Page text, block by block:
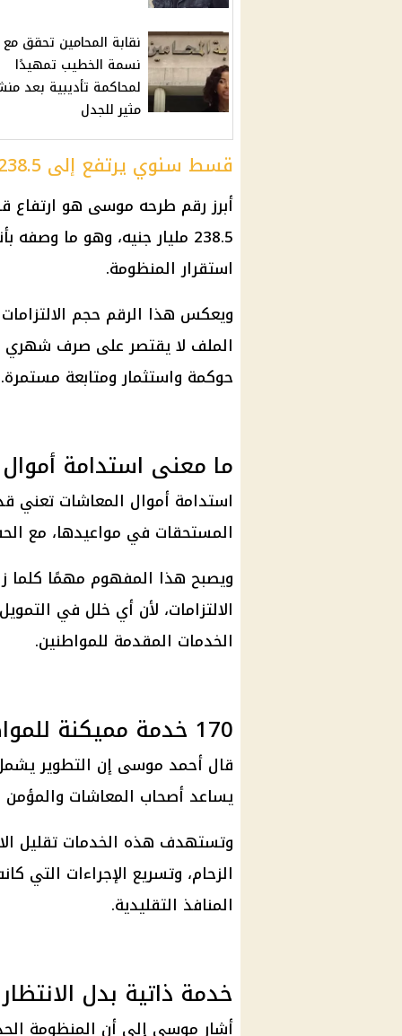
نقابة المحامين تحقق مع
نسمة الخطيب تمهيدًا
لمحاكمة تأديبية بعد
مثير للجدل
قسط سنوي يرتفع إلى 238.5 مليار جنيه
أبرز رقم طرحه موسى هو
238.5 مليار جنيه، وهو ما
استقرار المنظومة.
ويعكس هذا الرقم حجم
الملف لا يقتصر على صرف شهري
حوكمة واستثمار ومتابعة مستمرة.
ما معنى استدامة
استدامة أموال المعاشات تعني
المستحقات في مواعيدها، مع
ويصبح هذا المفهوم مهمًا كلما
الالتزامات، لأن أي خلل في التمويل
الخدمات المقدمة للمواطنين.
170 خدمة مميكنة للمواطنين
قال أحمد موسى
يساعد أصحاب المعاشات
وتستهدف هذه الخدمات تقليل
الزحام، وتسريع الإجراءات
المنافذ التقليدية.
خدمة ذاتية بدل
أشار موسى إلى أن المنظومة